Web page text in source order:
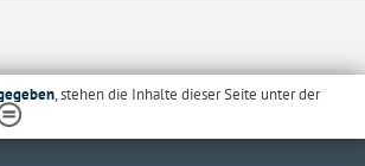
, stehen die Inhalte dieser Seite unter der